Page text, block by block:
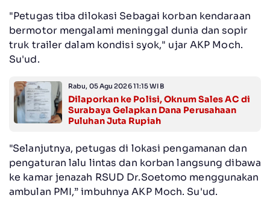
"Petugas tiba dilokasi Sebagai korban kendaraan
bermotor mengalami meninggal dunia dan sopir
truk trailer dalam kondisi syok," ujar AKP Moch.
Su'ud.
Rabu, 05 Agu 2026 11:15 WIB
Dilaporkan ke Polisi, Oknum Sales AC di
Surabaya Gelapkan Dana Perusahaan
Puluhan Juta Rupiah
"Selanjutnya, petugas di lokasi pengamanan dan
pengaturan lalu lintas dan korban langsung dibawa
ke kamar jenazah RSUD Dr.Soetomo menggunakan
ambulan PMI,” imbuhnya AKP Moch. Su'ud.